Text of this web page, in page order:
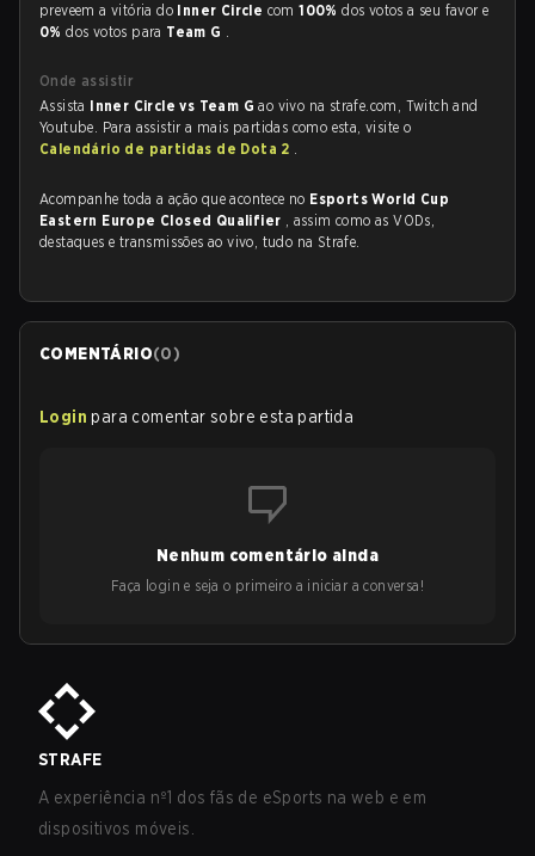
preveem a vitória do Inner Circle com100%dos votos a seu favor e
0%dos votos para Team G .
Onde assistir
Assista Inner Circle vs Team Gao vivo na strafe.com, Twitch and
Youtube. Para assistir a mais partidas como esta, visite o
Calendário de partidas de Dota 2 .
Acompanhe toda a ação que acontece no Esports World Cup
Eastern Europe Closed Qualifier , assim como as VODs,
destaques e transmissões ao vivo, tudo na Strafe.
COMENTÁRIO(0)
Login para comentar sobre esta partida
Nenhum comentário ainda
Faça login e seja o primeiro a iniciar a conversa!
STRAFE
A experiência nº1 dos fãs de eSports na web e em
dispositivos móveis.